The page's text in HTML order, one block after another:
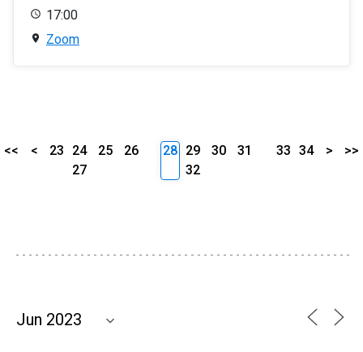
17:00
Zoom
<< < 23 24 25
26
27
28 29 30
31
32
33 34 > >>